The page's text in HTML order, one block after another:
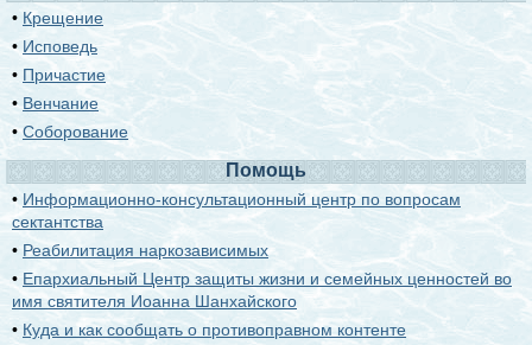
• Крещение
• Исповедь
• Причастие
• Венчание
•Соборование
Помощь
• Информационно-консультационный центр по вопросам
сектантства
• Реабилитация наркозависимых
• Епархиальный Центр защиты жизни и семейных ценностей во
имя святителя Иоанна Шанхайского
• Куда и как сообщать о противоправном контенте